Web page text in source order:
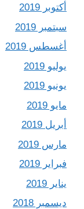
أكتوبر 2019
سبتمبر 2019
أغسطس 2019
يوليو 2019
يونيو 2019
مايو 2019
أبريل 2019
مارس 2019
فبراير 2019
يناير 2019
ديسمبر 2018